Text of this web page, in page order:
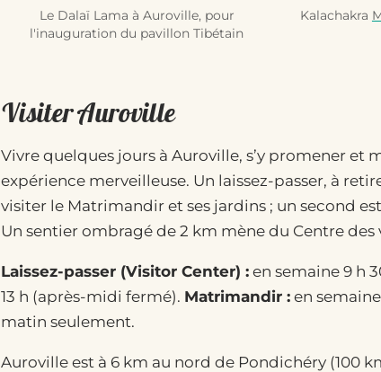
Le Dalaï Lama à Auroville, pour
l'inauguration du pavillon Tibétain
Kalachakra
Visiter Auroville
Vivre quelques jours à Auroville, s’y promener et
expérience merveilleuse. Un laissez-passer, à
visiter le Matrimandir et ses jardins ; un second
Un sentier ombragé de 2 km mène du Centre
Laissez-passer (Visitor Center) : en semaine 9 h
13 h (après-midi fermé). Matrimandir : en
matin seulement.
Auroville est à 6 km au nord de Pondichéry (100